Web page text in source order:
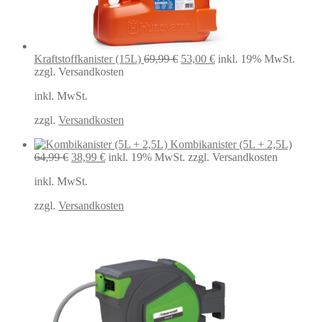
Kraftstoffkanister (15L) 69,99€ Ursprünglicher
53,00 €Aktueller
inkl. 19% MwSt.
zzgl. Versandkosten
inkl. MwSt.
zzgl. Versandkosten
Kombikanister (5L + 2,5L)
64,99€ Ursprünglicher
war:
38,99 €Aktueller
inkl. 19% MwSt. zzgl. Versandkosten
inkl. MwSt.
zzgl. Versandkosten